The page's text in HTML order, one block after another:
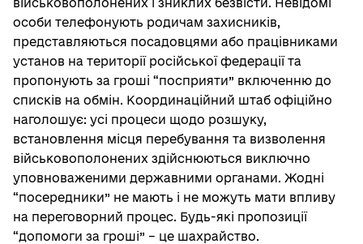
військовополонених і зниклих безвісти. Невідомі
особи телефонують родичам захисників,
представляються посадовцями або працівниками
установ на території російської федерації та
пропонують за гроші “посприяти” включенню до
списків на обмін. Координаційний штаб офіційно
наголошує: усі процеси щодо розшуку,
встановлення місця перебування та визволення
військовополонених здійснюються виключно
уповноваженими державними органами. Жодні
“посередники” не мають і не можуть мати впливу
на переговорний процес. Будь-які пропозиції
“допомоги за гроші” – це шахрайство.